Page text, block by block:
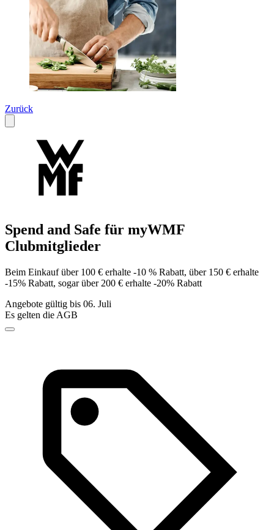
Zurück
Spend and Safe für myWMF
Clubmitglieder
Beim Einkauf über 100 € erhalte -10 % Rabatt, über 150 € erhalte
-15% Rabatt, sogar über 200 € erhalte -20% Rabatt
Angebote gültig bis 06. Juli
Es gelten die AGB